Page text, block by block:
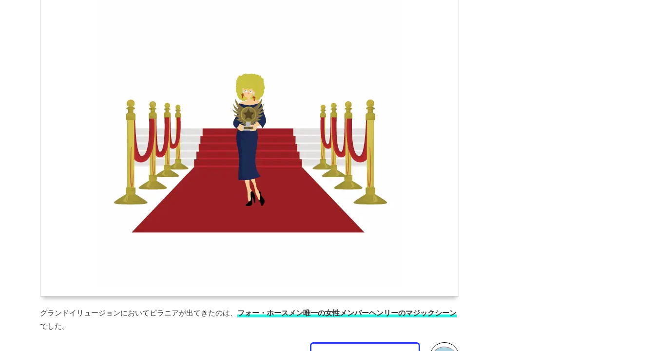
グランドイリュージョンにおいてピラニアが出てきたのは、 フォー・ホースメン唯一の女性メンバーヘンリーのマジックシーン
でした。